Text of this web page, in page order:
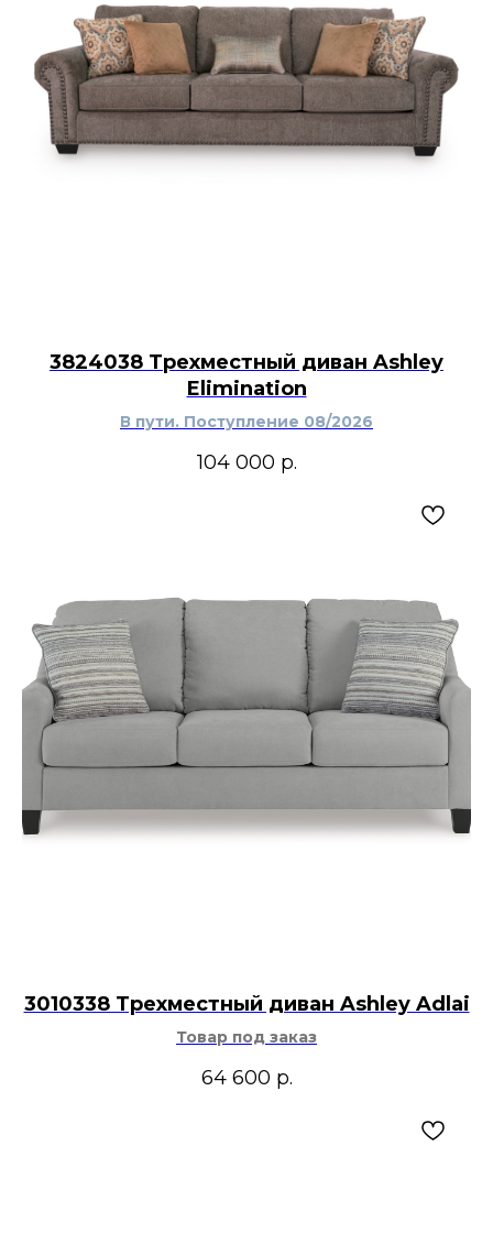
3824038 Трехместный диван Ashley
Elimination
В пути. Поступление 08/2026
104 000 р.
3010338 Трехместный диван Ashley Adlai
Товар под заказ
64 600 р.